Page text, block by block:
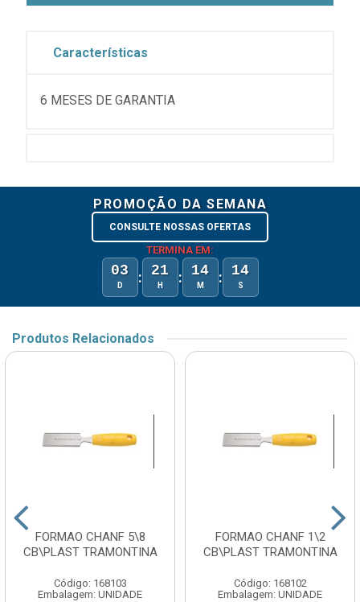
Características
6 MESES DE GARANTIA
PROMOÇÃO DA SEMANA
CONSULTE NOSSAS OFERTAS
TERMINA EM:
03
D : 21
H : 14
M : 14
S
Produtos Relacionados
FORMAO CHANF 5\8
CB\PLAST TRAMONTINA
Código: 168103
Embalagem: UNIDADE
FORMAO CHANF 1\2
CB\PLAST TRAMONTINA
Código: 168102
Embalagem: UNIDADE